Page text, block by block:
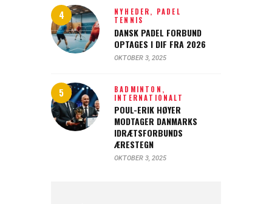
NYHEDER, PADEL
TENNIS
DANSK PADEL FORBUND
OPTAGES I DIF FRA 2026
OKTOBER 3, 2025
BADMINTON,
INTERNATIONALT
POUL-ERIK HØYER
MODTAGER DANMARKS
IDRÆTSFORBUNDS
ÆRESTEGN
OKTOBER 3, 2025